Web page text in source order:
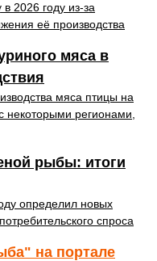
2026 году из-за
её производства
мяса в
мяса птицы на
некоторыми регионами,
рыбы: итоги
определил новых
спроса
на портале